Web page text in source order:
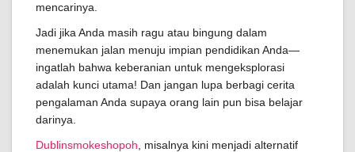
mencarinya.
Jadi jika Anda masih ragu atau bingung dalam
menemukan jalan menuju impian pendidikan Anda—
ingatlah bahwa keberanian untuk mengeksplorasi
adalah kunci utama! Dan jangan lupa berbagi cerita
pengalaman Anda supaya orang lain pun bisa belajar
darinya.
Dublinsmokeshopoh , misalnya kini menjadi alternatif